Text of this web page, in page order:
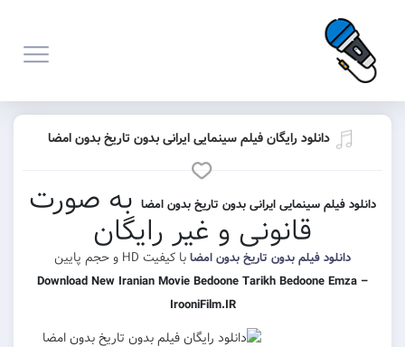
رایگان فیلم سینمایی ایرانی بدون تاریخ بدون امضا
سینمایی ایرانی بدون تاریخ بدون امضا به صورت
قانونی و غیر رایگان
فیلم بدون تاریخ بدون امضا با کیفیت HD و حجم پایین
Download New Iranian Movie Bedoone Tarikh